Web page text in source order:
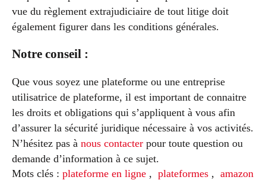
vue du règlement extrajudiciaire de tout litige doit
également figurer dans les conditions générales.
Notre conseil :
Que vous soyez une plateforme ou une entreprise
utilisatrice de plateforme, il est important de connaitre
les droits et obligations qui s’appliquent à vous afin
d’assurer la sécurité juridique nécessaire à vos activités.
N’hésitez pas à nous contacter pour toute question ou
demande d’information à ce sujet.
Mots clés : plateforme en ligne , plateformes , amazon